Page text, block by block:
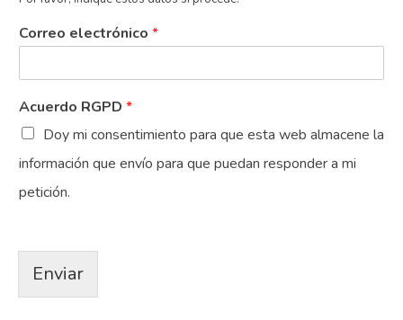
Correo electrónico *
Acuerdo RGPD *
Doy mi consentimiento para que esta web almacene la
información que envío para que puedan responder a mi
petición.
Enviar